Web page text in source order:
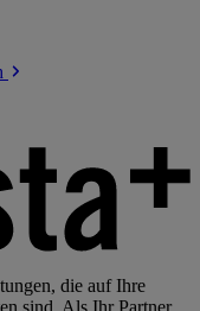
die auf Ihre
sind. Als Ihr Partner